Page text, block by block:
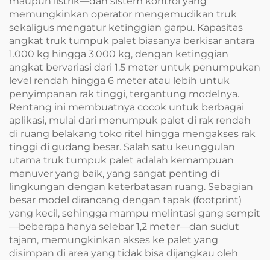
memungkinkan operator mengemudikan truk
sekaligus mengatur ketinggian garpu. Kapasitas
angkat truk tumpuk palet biasanya berkisar antara
1.000 kg hingga 3.000 kg, dengan ketinggian
angkat bervariasi dari 1,5 meter untuk penumpukan
level rendah hingga 6 meter atau lebih untuk
penyimpanan rak tinggi, tergantung modelnya.
Rentang ini membuatnya cocok untuk berbagai
aplikasi, mulai dari menumpuk palet di rak rendah
di ruang belakang toko ritel hingga mengakses rak
tinggi di gudang besar. Salah satu keunggulan
utama truk tumpuk palet adalah kemampuan
manuver yang baik, yang sangat penting di
lingkungan dengan keterbatasan ruang. Sebagian
besar model dirancang dengan tapak (footprint)
yang kecil, sehingga mampu melintasi gang sempit
—beberapa hanya selebar 1,2 meter—dan sudut
tajam, memungkinkan akses ke palet yang
disimpan di area yang tidak bisa dijangkau oleh